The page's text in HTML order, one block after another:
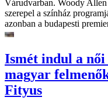
Várudvarban. Woody
szerepel a színház
azonban a budapesti
Ismét indul a
magyar
Fityus